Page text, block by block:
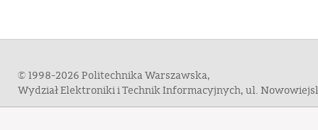
© 1998-2026 Politechnika Warszawska,
Wydział Elektroniki i Technik Informacyjnych, ul.